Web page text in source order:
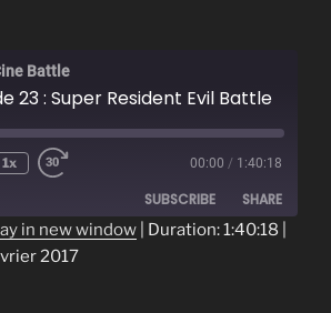
Battle
23 : Super Resident Evil Battle
1x 00:00 / 1:40:18
SUBSCRIBE SHARE
in new window Duration: 1:40:18
2017